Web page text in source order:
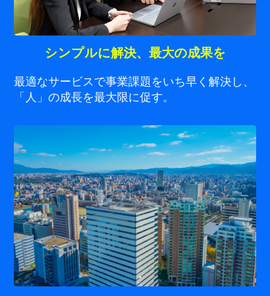
シンプルに解決、最大の成果を
最適なサービスで事業課題をいち早く解決し、
「人」の成長を最大限に促す。